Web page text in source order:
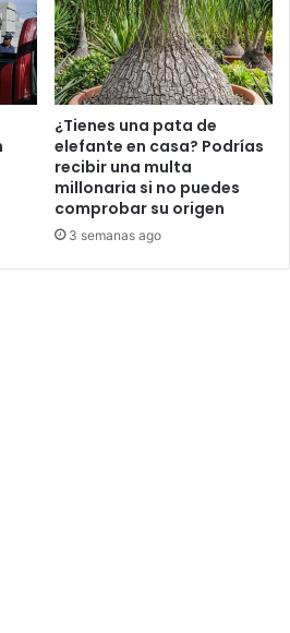
¿Tienes una pata de
elefante en casa? Podrías
recibir una multa
millonaria si no puedes
comprobar su origen
3 semanas ago